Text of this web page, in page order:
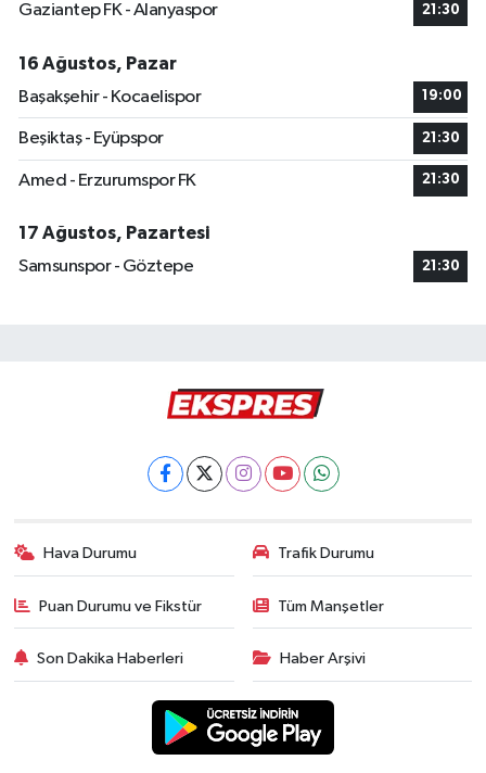
Gaziantep FK - Alanyaspor 21:30
16 Ağustos, Pazar
Başakşehir - Kocaelispor
19:00
Beşiktaş - Eyüpspor 21:30
Amed - Erzurumspor FK 21:30
17 Ağustos, Pazartesi
Samsunspor - Göztepe
21:30
Hava Durumu Trafik Durumu
Puan Durumu ve Fikstür Tüm Manşetler
Son Dakika Haberleri Haber Arşivi